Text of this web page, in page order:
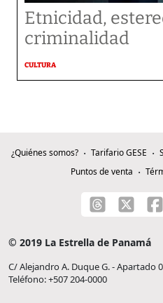
Etnicidad,
criminalidad
CULTURA
¿Quiénes somos? Tarifario GESE
Puntos de venta
© 2019 La Estrella de Panamá
C/ Alejandro A. Duque G. - Apartado
Teléfono: +507 204-0000